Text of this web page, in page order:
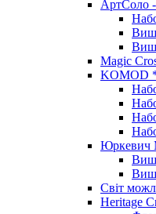
АртСоло
Magic
KOMOD
Юркевич
Світ
Heritage